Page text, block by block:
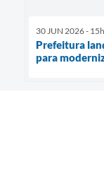
30 JUN 2026 -
Prefeitura
para